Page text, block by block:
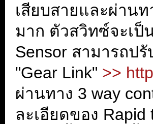
เสียบสายและผ่าน
มาก ตัวสวิทซ์จะเป็
Sensor สามารถป
"Gear Link" >>
ผ่านทาง 3 way
ละเอียดของ